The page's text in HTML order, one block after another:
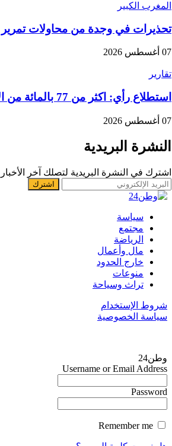
المغرب الكبير
تحذيرات في وجدة من محاولات تمرير
07 أغسطس 2026
تقارير
استطلاع رأي: اكثر من 77 بالمائة من الاسبان يعتبرون المغرب “بلدا عدوا”
07 أغسطس 2026
النشرة البريدية
اشترك في النشرة البريدية لتصلك آخر الأخبار
سياسة
مجتمع
الرياضة
مال وأعمال
خارج الحدود
منوعات
تراث وسياحة
شروط الإستخدام
سياسة الخصوصية
وطن24
Username or Email Address
Password